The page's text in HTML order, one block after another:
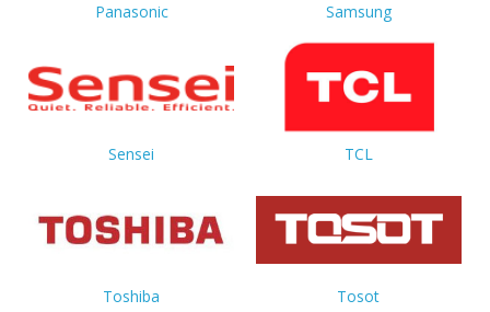
Panasonic Samsung
Sensei TCL
Toshiba Tosot